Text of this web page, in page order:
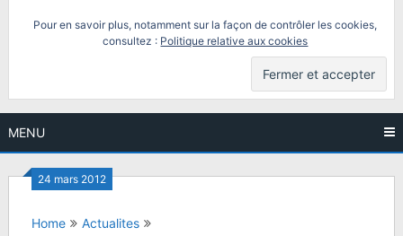
Pour en savoir plus, notamment sur la façon de contrôler les cookies,
consultez : Politique relative aux cookies
MENU
24 mars 2012
Home
Actualites